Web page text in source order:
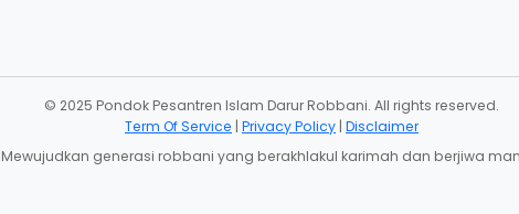
© 2025 Pondok Pesantren Islam Darur Robbani. All rights reserved.
Term Of Service | Privacy Policy | Disclaimer
Mewujudkan generasi robbani yang berakhlakul karimah dan berjiwa